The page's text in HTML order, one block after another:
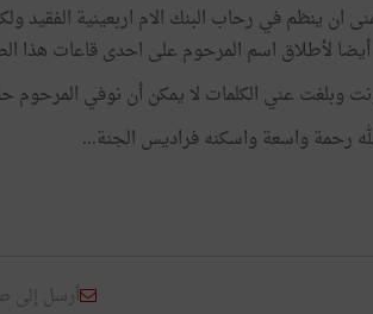
ان ينظم في رحاب البنك الام اربعينية الفقيد
لأطلاق اسم المرحوم على احدى قاعات هذا
وبلغت عني الكلمات لا يمكن أن نوفي المرحوم
رحمة واسعة واسكنه فراديس الجنة...
أرسل إلى